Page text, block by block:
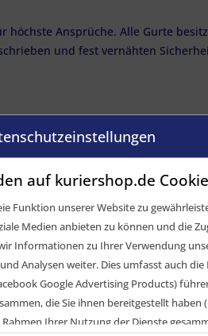
Ansprüche. Alle Gurte
und fest vernähten
auf kuriershop.de
Funktion unserer Website zu
Medien anbieten zu können und die
Informationen zu Ihrer Verwendung
Analysen weiter. Dies umfasst auch
Google Advertising Products)
die Sie ihnen bereitgestellt
Ihrer Nutzung der Dienste